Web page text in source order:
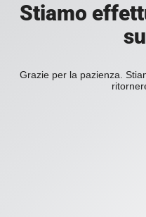
Stiamo
Grazie per la pazienza.